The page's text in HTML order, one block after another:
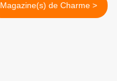
Magazine(s) de Charme >